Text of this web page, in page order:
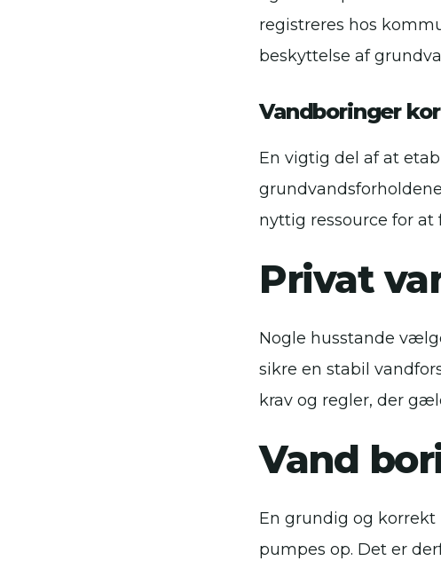
registreres hos
beskyttelse af
Vandboringer
En vigtig del af at
nyttig ressource for at
Privat
Nogle husstande
sikre en stabil
krav og regler, der
Vand
En grundig og
pumpes op. Det er